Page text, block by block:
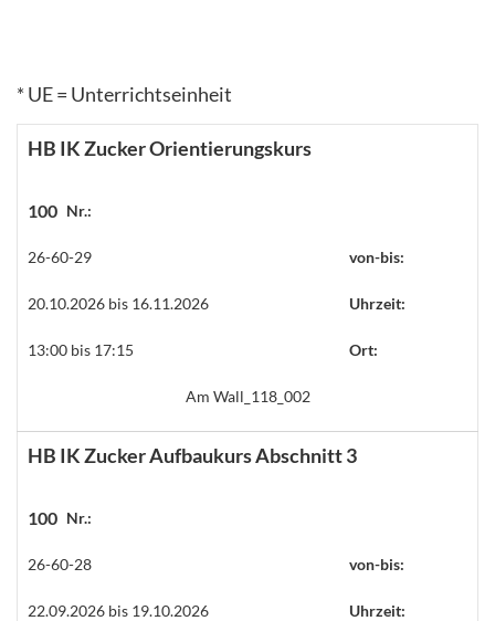
* UE = Unterrichtseinheit
HB IK Zucker Orientierungskurs
100 Nr.:
26-60-29 von-bis:
20.10.2026 bis 16.11.2026 Uhrzeit:
13:00 bis 17:15 Ort:
Am Wall_118_002
HB IK Zucker Aufbaukurs Abschnitt 3
100 Nr.:
26-60-28 von-bis:
22.09.2026 bis 19.10.2026 Uhrzeit: